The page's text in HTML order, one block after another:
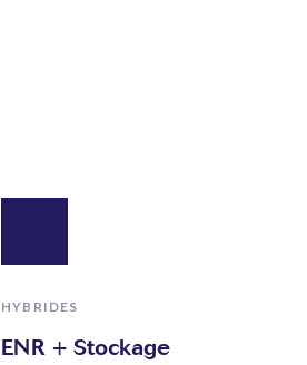
HYBRIDES
ENR + Stockage